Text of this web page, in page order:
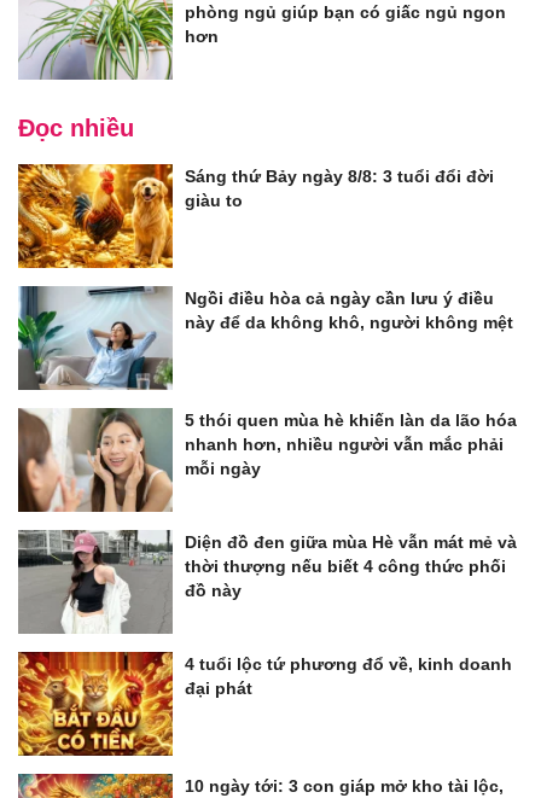
phòng ngủ giúp bạn có giấc ngủ ngon
hơn
Đọc nhiều
Sáng thứ Bảy ngày 8/8: 3 tuổi đổi đời
giàu to
Ngồi điều hòa cả ngày cần lưu ý điều
này để da không khô, người không mệt
5 thói quen mùa hè khiến làn da lão hóa
nhanh hơn, nhiều người vẫn mắc phải
mỗi ngày
Diện đồ đen giữa mùa Hè vẫn mát mẻ và
thời thượng nếu biết 4 công thức phối
đồ này
4 tuổi lộc tứ phương đổ về, kinh doanh
đại phát
10 ngày tới: 3 con giáp mở kho tài lộc,